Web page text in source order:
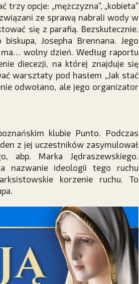
trzy opcje: „mężczyzna”, „kobieta”
ze sprawą nabrali wody w
się z parafią. Bezskutecznie.
Josepha Brennana. Jego
wolny dzień. Według raportu
diecezji, na której znajduje się
warsztaty pod hasłem „Jak stać
odwołano, ale jego organizator
klubie Punto. Podczas
z jej uczestników zasymulował
abp. Marka Jędraszewskiego.
nazwanie ideologii tego ruchu
korzenie ruchu. To